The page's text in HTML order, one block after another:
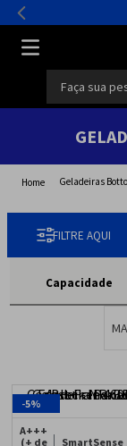
Geladeiras
Capacidade
-5%
A+++
(+ de
SmartSense